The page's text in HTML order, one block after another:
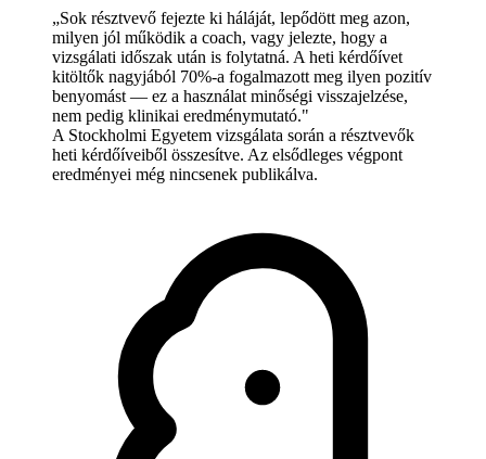
„Sok résztvevő fejezte ki háláját, lepődött meg azon,
milyen jól működik a coach, vagy jelezte, hogy a
vizsgálati időszak után is folytatná. A heti kérdőívet
kitöltők nagyjából 70%-a fogalmazott meg ilyen pozitív
benyomást — ez a használat minőségi visszajelzése,
nem pedig klinikai eredménymutató."
A Stockholmi Egyetem vizsgálata során a résztvevők
heti kérdőíveiből összesítve. Az elsődleges végpont
eredményei még nincsenek publikálva.